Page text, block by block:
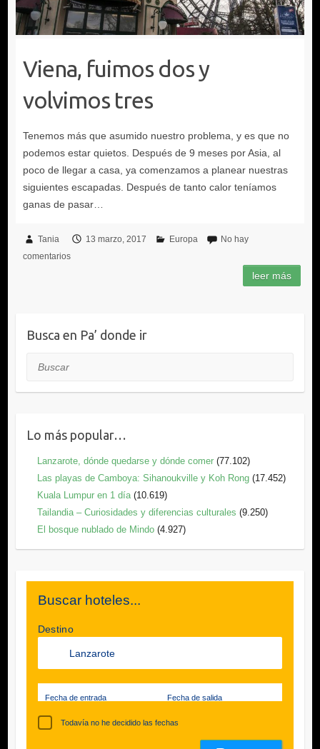
Viena, fuimos dos y
volvimos tres
Tania 13 marzo, 2017 Europa
No hay
comentarios
Busca en Pa’ donde ir
Buscar
Lo más popular…
Lanzarote, dónde quedarse y dónde comer (77.102)
Las playas de Camboya: Sihanoukville y Koh Rong (17.452)
Kuala Lumpur en 1 día (10.619)
Tailandia – Curiosidades y diferencias culturales (9.250)
El bosque nublado de Mindo (4.927)
Buscar hoteles...
Destino
Fecha de entrada Fecha de salida
Todavía no he decidido las fechas